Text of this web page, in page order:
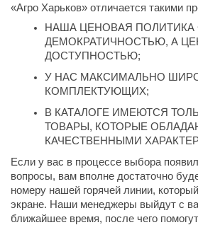
«Агро Харьков» отличается такими
НАША ЦЕНОВАЯ ПОЛИТИКА
ДЕМОКРАТИЧНОСТЬЮ, А
ДОСТУПНОСТЬЮ;
У НАС МАКСИМАЛЬНО
КОМПЛЕКТУЮЩИХ;
В КАТАЛОГЕ ИМЕЮТСЯ
ТОВАРЫ, КОТОРЫЕ
КАЧЕСТВЕННЫМИ
Если у вас в процессе выбора
вопросы, вам вполне достаточно
номеру нашей горячей линии,
экране. Наши менеджеры выйдут с
ближайшее время, после чего